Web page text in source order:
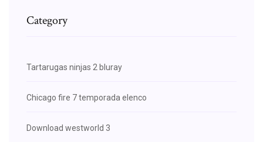
Category
Tartarugas ninjas 2 bluray
Chicago fire 7 temporada elenco
Download westworld 3